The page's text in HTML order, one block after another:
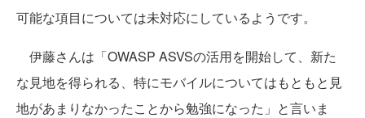
可能な項目については未対応にしているようです。
伊藤さんは「OWASP ASVSの活用を開始して、新た
な見地を得られる、特にモバイルについてはもともと見
地があまりなかったことから勉強になった」と言いま